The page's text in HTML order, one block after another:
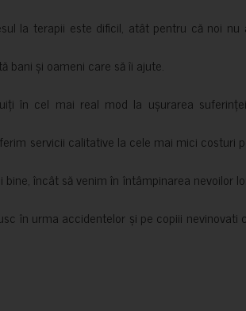
la terapii este dificil, atât pentru că noi
bani și oameni care să îi ajute.
în cel mai real mod la ușurarea
servicii calitative la cele mai mici costuri
încât să venim în întâmpinarea nevoilor
în urma accidentelor și pe copiii nevinovati